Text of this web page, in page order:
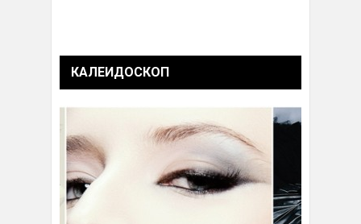
КАЛЕИДОСКОП